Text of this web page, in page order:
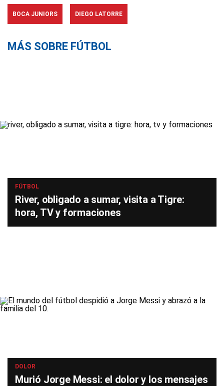
BOCA JUNIORS DIEGO LATORRE
MÁS SOBRE FÚTBOL
FÚTBOL
River, obligado a sumar, visita a Tigre:
hora, TV y formaciones
DOLOR
Murió Jorge Messi: el dolor y los mensajes